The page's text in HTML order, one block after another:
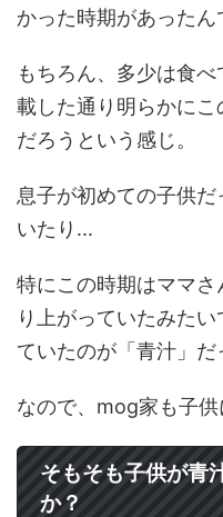
かった時期があったん
もちろん、多少は食
載した通り明らかに
だろうという感じ。
息子が初めての子供
いたり...
特にこの時期はママ
り上がっていたみた
ていたのが「青汁」だ
なので、mog家も子
そもそも子供が青
か？